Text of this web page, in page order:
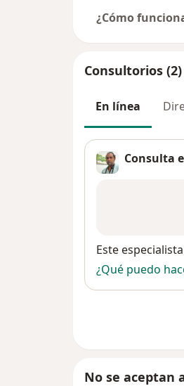
¿Cómo
Consultorios (2)
En línea
Consulta
Disponibilidad
Este
¿Qué puedo
No se aceptan